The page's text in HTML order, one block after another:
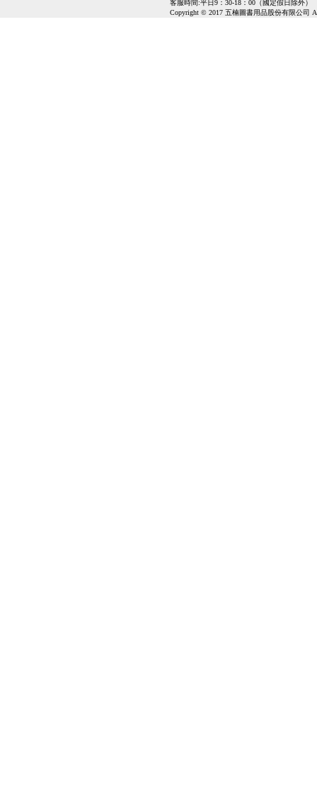
客服時間:平日9：30-18：00（國定假日除外）
Copyright © 2017 五楠圖書用品股份有限公司